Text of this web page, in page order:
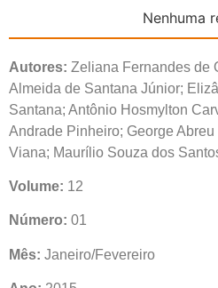
Nenhuma
Autores: Zeliana Fernandes de
Almeida de Santana Júnior;
Santana; Antônio Hosmylton
Andrade Pinheiro; George
Viana; Maurílio Souza dos
Volume: 12
Número: 01
Mês: Janeiro/Fevereiro